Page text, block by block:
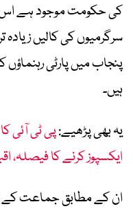
کی حکومت موجود ہے اس
سرگرمیوں کی کالیں
پنجاب میں پارٹی
ہیں۔
یہ بھی پڑھیے:پی ٹی آئی
ایکسپوز کرنے کا فیصلہ،
ان کے مطابق جماعت کے